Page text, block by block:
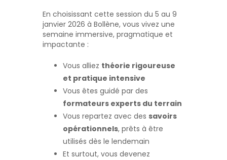
En choisissant cette session du 5 au 9
janvier 2026 à Bollène, vous vivez une
semaine immersive, pragmatique et
impactante :
Vous alliez théorie rigoureuse
et pratique intensive
Vous êtes guidé par des
formateurs experts du terrain
Vous repartez avec des savoirs
opérationnels, prêts à être
utilisés dès le lendemain
Et surtout, vous devenez